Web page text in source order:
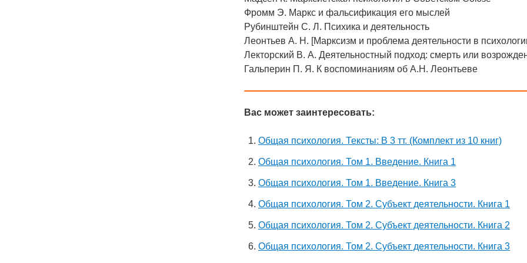
Фромм Э. Маркс и фальсификация его мыслей
Рубинштейн С. Л. Психика и деятельность
Леонтьев А. Н. [Марксизм и проблема деятельности в
Лекторский В. А. Деятельностный подход: смерть или
Гальперин П. Я. К воспоминаниям об А.Н. Леонтьеве
Вас может заинтересовать:
Общая психология. Тексты: В 3 тт. (Комплект из 10 книг)
Общая психология. Том 1. Введение. Книга 1
Общая психология. Том 1. Введение. Книга 3
Общая психология. Том 2. Субъект деятельности. Книга 1
Общая психология. Том 2. Субъект деятельности. Книга 2
Общая психология. Том 2. Субъект деятельности. Книга 3